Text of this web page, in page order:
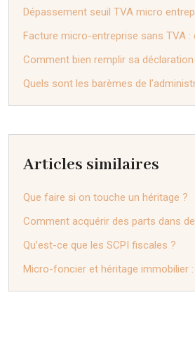
Dépassement seuil TVA micro
Facture micro-entreprise sans TVA :
Comment bien remplir sa déclaration
Quels sont les barèmes de
Articles similaires
Que faire si on touche un héritage ?
Comment acquérir des parts dans
Qu’est-ce que les SCPI fiscales ?
Micro-foncier et héritage immobilier